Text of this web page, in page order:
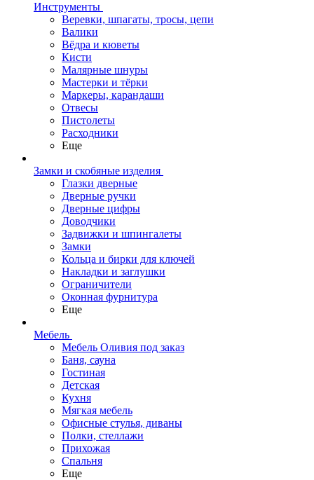
Инструменты
Веревки, шпагаты, тросы, цепи
Валики
Вёдра и кюветы
Кисти
Малярные шнуры
Мастерки и тёрки
Маркеры, карандаши
Отвесы
Пистолеты
Расходники
Еще
Замки и скобяные изделия
Глазки дверные
Дверные ручки
Дверные цифры
Доводчики
Задвижки и шпингалеты
Замки
Кольца и бирки для ключей
Накладки и заглушки
Ограничители
Оконная фурнитура
Еще
Мебель
Мебель Оливия под заказ
Баня, сауна
Гостиная
Детская
Кухня
Мягкая мебель
Офисные стулья, диваны
Полки, стеллажи
Прихожая
Спальня
Еще